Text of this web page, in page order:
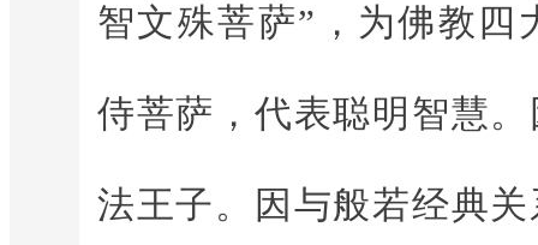
智文殊菩萨”，为佛教四
侍菩萨，代表聪明智慧
法王子。因与般若经典